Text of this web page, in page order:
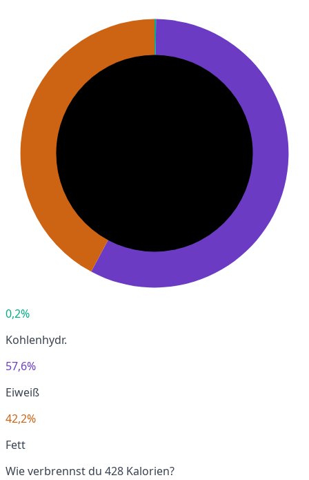
0,2%
Kohlenhydr.
57,6%
Eiweiß
42,2%
Fett
Wie verbrennst du 428 Kalorien?